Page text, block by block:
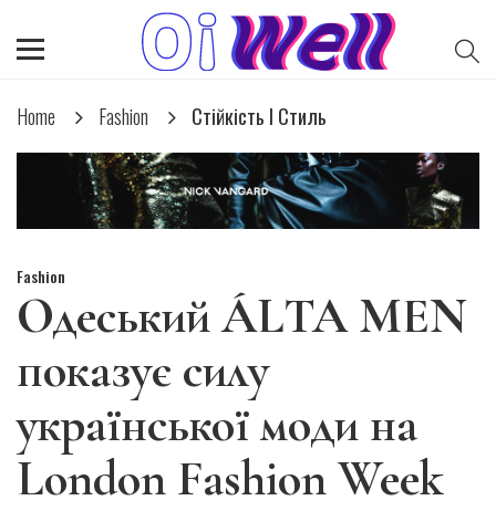
Home Fashion Стійкість І Стиль
Fashion
Одеський ÁLTA MEN
показує силу
української моди на
London Fashion Week